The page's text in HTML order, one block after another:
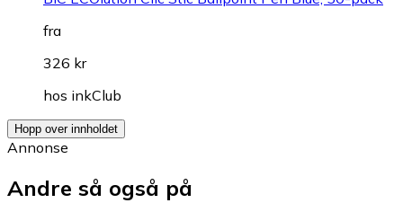
fra
326 kr
hos inkClub
Hopp over innholdet
Annonse
Andre så også på